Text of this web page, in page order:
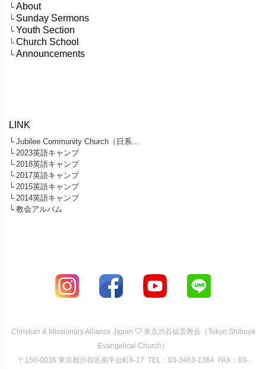
└About
└ Sunday Sermons
└Youth Section
└Church School
└Announcements
LINK
└Jubilee Community Church（日系...
└2023英語キャンプ
└2018英語キャンプ
└2017英語キャンプ
└2015英語キャンプ
└2014英語キャンプ
└教会アルバム
Christian & Missionary Alliance Japan
東京渋谷福音教会（Tokyo Shibuya
Evangelical Church）
〒150-0036 東京都渋谷区南平台町6-17 TEL：03-3463-1364 FAX：03-